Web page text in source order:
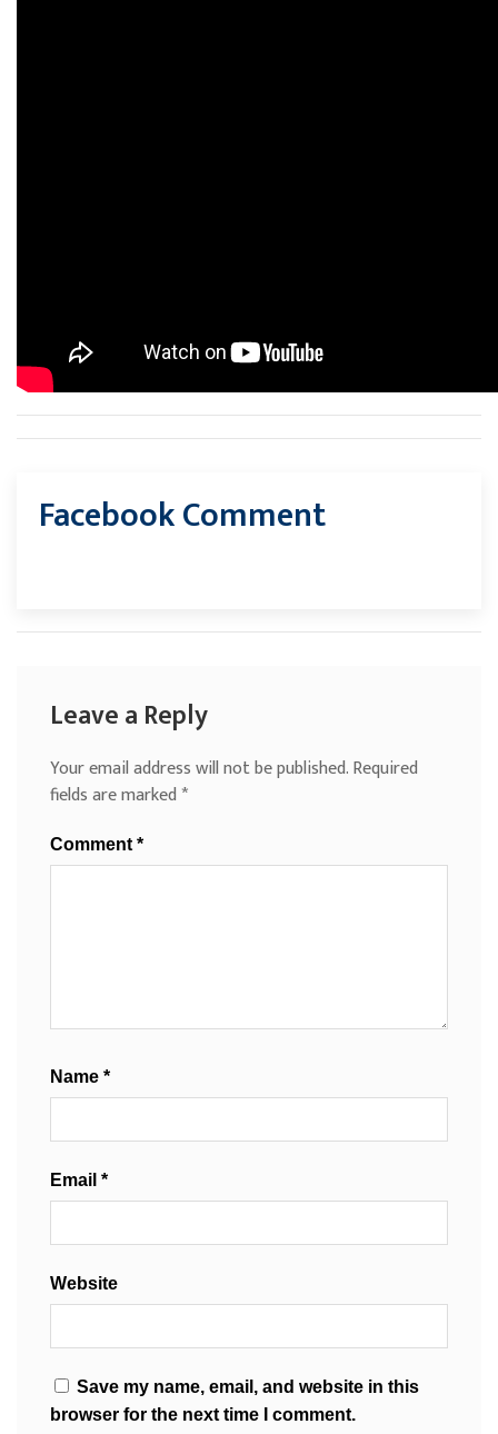
Facebook Comment
Leave a Reply
Your email address will not be published.Required
fields are marked*
Comment *
Name *
Email *
Website
Save my name, email, and website in this
browser for the next time I comment.